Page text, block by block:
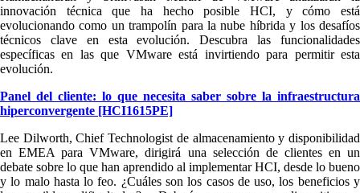
innovación técnica que ha hecho posible HCI, y cómo está
evolucionando como un trampolín para la nube híbrida y los desafíos
técnicos clave en esta evolución. Descubra las funcionalidades
específicas en las que VMware está invirtiendo para permitir esta
evolución.
Panel del cliente: lo que necesita saber sobre la infraestructura
hiperconvergente [HCI1615PE]
Lee Dilworth, Chief Technologist de almacenamiento y disponibilidad
en EMEA para VMware, dirigirá una selección de clientes en un
debate sobre lo que han aprendido al implementar HCI, desde lo bueno
y lo malo hasta lo feo. ¿Cuáles son los casos de uso, los beneficios y